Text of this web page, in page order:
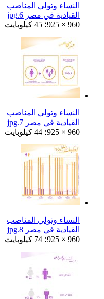
النساء وتولي المناصب
القيادية في مصر 6.jpg
925 × 960؛ 45 كيلوبايت
النساء وتولي المناصب
القيادية في مصر 7.jpg
925 × 960؛ 44 كيلوبايت
النساء وتولي المناصب
القيادية في مصر 8.jpg
925 × 960؛ 74 كيلوبايت